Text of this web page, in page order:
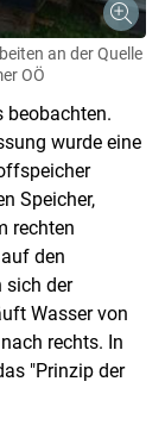
an der Quelle
OÖ
beobachten.
wurde eine
Speicher,
rechten
den
sich der
Wasser von
rechts. In
"Prinzip der